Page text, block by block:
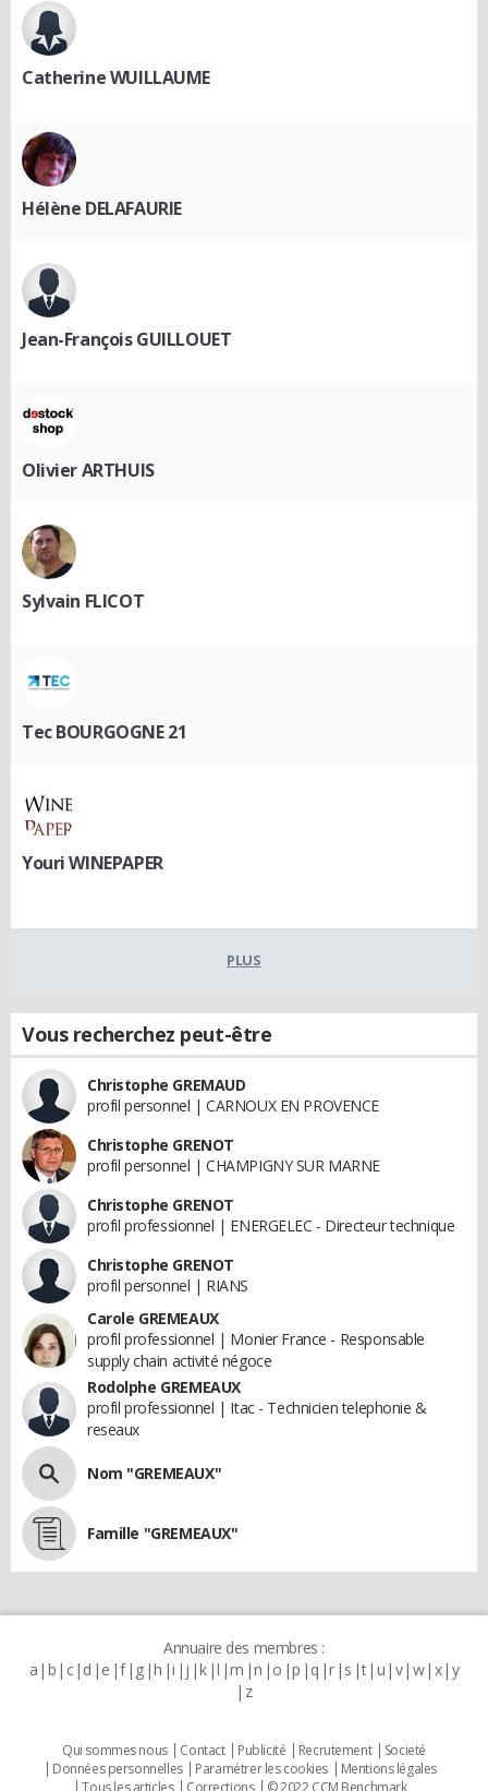
Catherine WUILLAUME
Hélène DELAFAURIE
Jean-François GUILLOUET
Olivier ARTHUIS
Sylvain FLICOT
Tec BOURGOGNE 21
Youri WINEPAPER
PLUS
Vous recherchez peut-être
Christophe GREMAUD
profil personnel | CARNOUX EN PROVENCE
Christophe GRENOT
profil personnel | CHAMPIGNY SUR MARNE
Christophe GRENOT
profil professionnel | ENERGELEC - Directeur technique
Christophe GRENOT
profil personnel | RIANS
Carole GREMEAUX
profil professionnel | Monier France - Responsable
supply chain activité négoce
Rodolphe GREMEAUX
profil professionnel | Itac - Technicien telephonie &
reseaux
Nom "GREMEAUX"
Famille "GREMEAUX"
Annuaire des membres :
a b c d e f g h i j k l m n o p q r s t u v w x y
z
Qui sommes nous Contact Publicité Recrutement
Societé
Données personnelles
Paramétrer les cookies
Mentions légales